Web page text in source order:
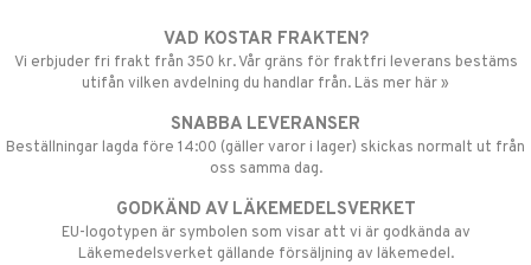
VAD KOSTAR FRAKTEN?
Vi erbjuder fri frakt från 350 kr. Vår gräns för fraktfri leverans bestäms
utifån vilken avdelning du handlar från. Läs mer här »
SNABBA LEVERANSER
Beställningar lagda före 14:00 (gäller varor i lager) skickas normalt ut från
oss samma dag.
GODKÄND AV LÄKEMEDELSVERKET
EU-logotypen är symbolen som visar att vi är godkända av
Läkemedelsverket gällande försäljning av läkemedel.